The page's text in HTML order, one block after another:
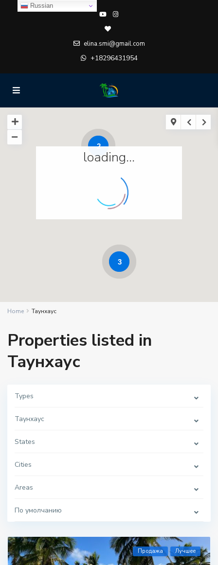
elina.smi@gmail.com
+18296431954
2
3
loading...
Home Таунхаус
Properties listed in
Таунхаус
Types
Таунхаус
States
Cities
Areas
По умолчанию
Продажа Лучшее
Russian